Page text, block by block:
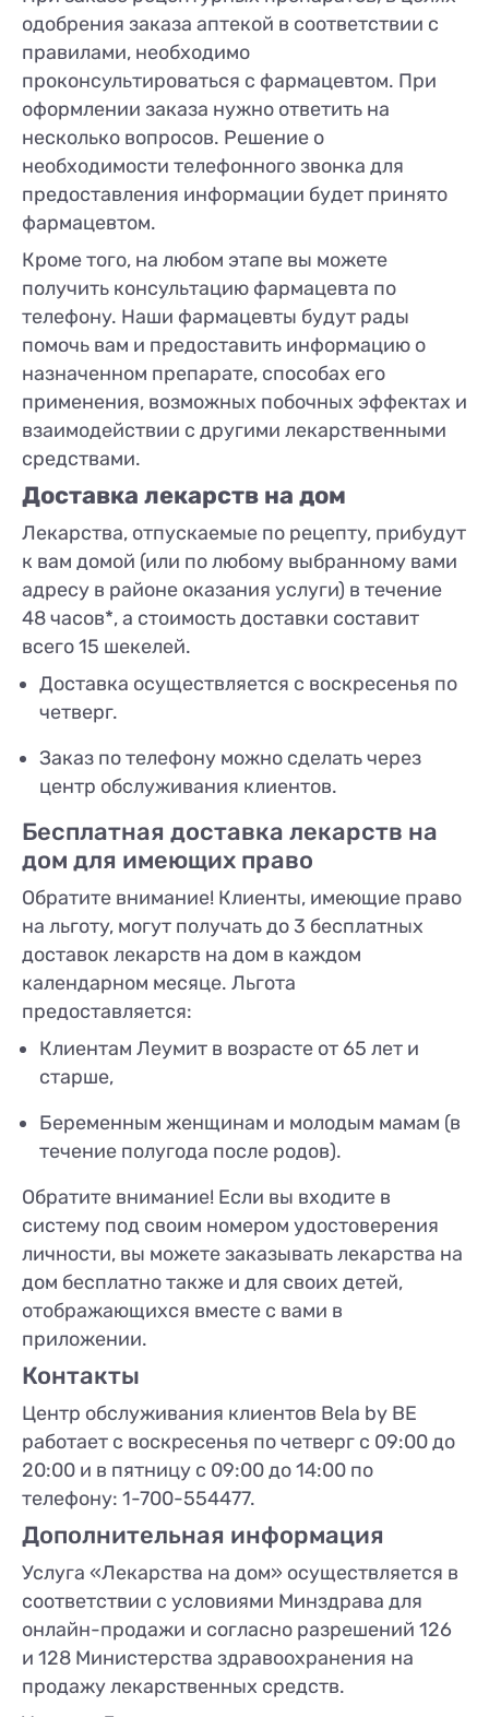
одобрения заказа аптекой в соответствии с
правилами, необходимо
проконсультироваться с фармацевтом. При
оформлении заказа нужно ответить на
несколько вопросов. Решение о
необходимости телефонного звонка для
предоставления информации будет принято
фармацевтом.
Кроме того, на любом этапе вы можете
получить консультацию фармацевта по
телефону. Наши фармацевты будут рады
помочь вам и предоставить информацию о
назначенном препарате, способах его
применения, возможных побочных эффектах и
​​взаимодействии с другими лекарственными
средствами.
Доставка лекарств на дом
Лекарства, отпускаемые по рецепту, прибудут
к вам домой (или по любому выбранному вами
адресу в районе оказания услуги) в течение
48 часов*, а стоимость доставки составит
всего 15 шекелей.
Доставка осуществляется с воскресенья по
четверг.
Заказ по телефону можно сделать через
центр обслуживания клиентов.
Бесплатная доставка лекарств на
дом для имеющих право
Обратите внимание! Клиенты, имеющие право
на льготу, могут получать до 3 бесплатных
доставок лекарств на дом в каждом
календарном месяце. Льгота
предоставляется:
Клиентам Леумит в возрасте от 65 лет и
старше,
Беременным женщинам и молодым мамам (в
течение полугода после родов).
Обратите внимание! Если вы входите в
систему под своим номером удостоверения
личности, вы можете заказывать лекарства на
дом бесплатно также и для своих детей,
отображающихся вместе с вами в
приложении.
Контакты
Центр обслуживания клиентов Bela by BE
работает с воскресенья по четверг с 09:00 до
20:00 и в пятницу с 09:00 до 14:00 по
телефону: 1-700-554477.
Дополнительная информация
Услуга «Лекарства на дом» осуществляется в
соответствии с условиями Минздрава для
онлайн-продажи и согласно разрешений 126
и 128 Министерства здравоохранения на
продажу лекарственных средств.